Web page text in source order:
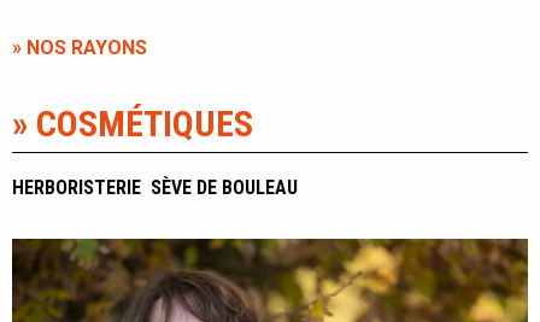
» NOS RAYONS
» COSMÉTIQUES
HERBORISTERIE SÈVE DE BOULEAU